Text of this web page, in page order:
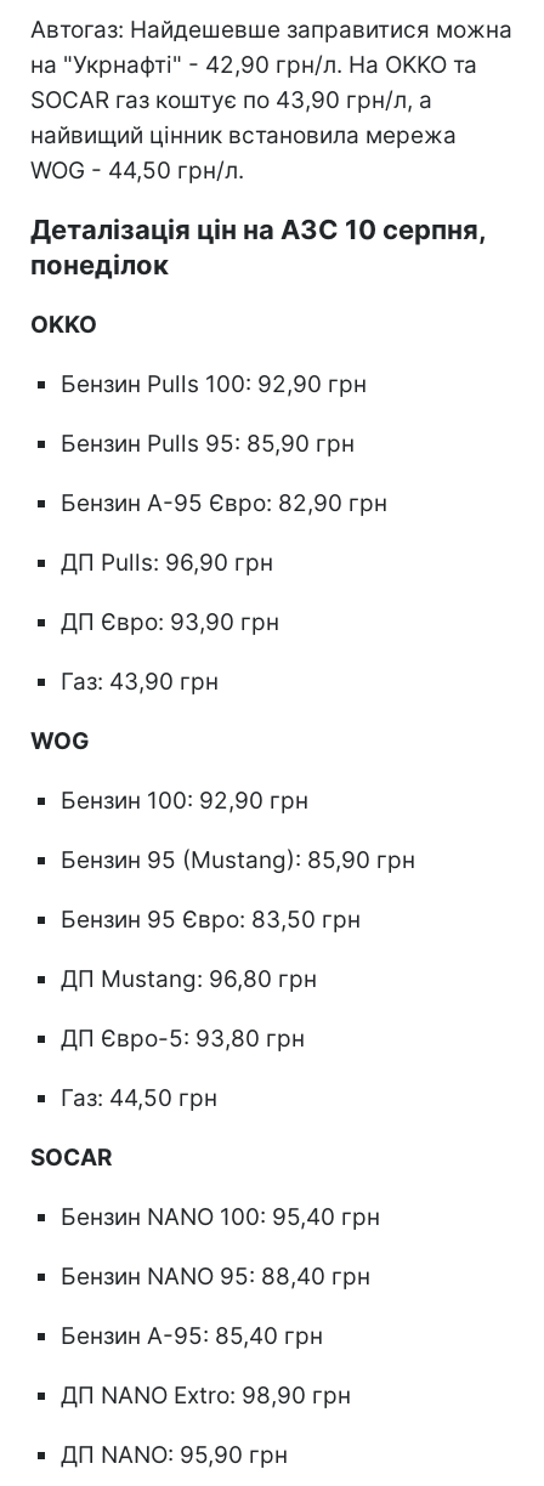
Автогаз: Найдешевше заправитися можна
на "Укрнафті" - 42,90 грн/л. На OKKO та
SOCAR газ коштує по 43,90 грн/л, а
найвищий цінник встановила мережа
WOG - 44,50 грн/л.
Деталізація цін на АЗС 10 серпня,
понеділок
OKKO
Бензин Pulls 100: 92,90 грн
Бензин Pulls 95: 85,90 грн
Бензин А-95 Євро: 82,90 грн
ДП Pulls: 96,90 грн
ДП Євро: 93,90 грн
Газ: 43,90 грн
WOG
Бензин 100: 92,90 грн
Бензин 95 (Mustang): 85,90 грн
Бензин 95 Євро: 83,50 грн
ДП Mustang: 96,80 грн
ДП Євро-5: 93,80 грн
Газ: 44,50 грн
SOCAR
Бензин NANO 100: 95,40 грн
Бензин NANO 95: 88,40 грн
Бензин А-95: 85,40 грн
ДП NANO Extro: 98,90 грн
ДП NANO: 95,90 грн